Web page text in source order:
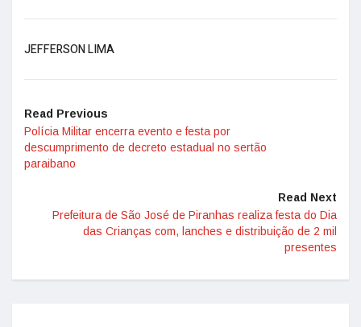
JEFFERSON LIMA
Read Previous
Polícia Militar encerra evento e festa por
descumprimento de decreto estadual no sertão
paraibano
Read Next
Prefeitura de São José de Piranhas realiza festa do Dia
das Crianças com, lanches e distribuição de 2 mil
presentes